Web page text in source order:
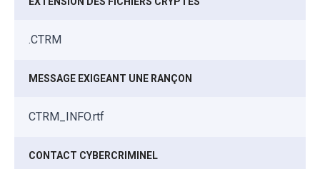
.CTRM
MESSAGE EXIGEANT UNE RANÇON
CTRM_INFO.rtf
CONTACT CYBERCRIMINEL